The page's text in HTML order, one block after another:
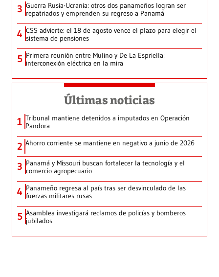
3 Guerra Rusia-Ucrania: otros dos panameños logran ser
repatriados y emprenden su regreso a Panamá
4 CSS advierte: el 18 de agosto vence el plazo para elegir el
sistema de pensiones
5 Primera reunión entre Mulino y De La Espriella:
interconexión eléctrica en la mira
Últimas noticias
1 Tribunal mantiene detenidos a imputados en Operación
Pandora
2 Ahorro corriente se mantiene en negativo a junio de 2026
3 Panamá y Missouri buscan fortalecer la tecnología y el
comercio agropecuario
4 Panameño regresa al país tras ser desvinculado de las
fuerzas militares rusas
5 Asamblea investigará reclamos de policías y bomberos
jubilados